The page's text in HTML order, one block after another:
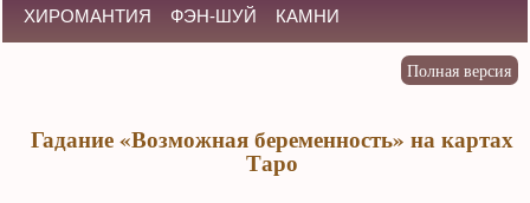
ХИРОМАНТИЯ
ФЭН-ШУЙ КАМНИ
Гадание «Возможная беременность» на картах
Таро